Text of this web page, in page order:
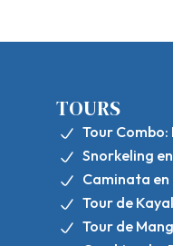
TOURS
Tour
Snorkeling
Caminata en
Tour de
Tour de